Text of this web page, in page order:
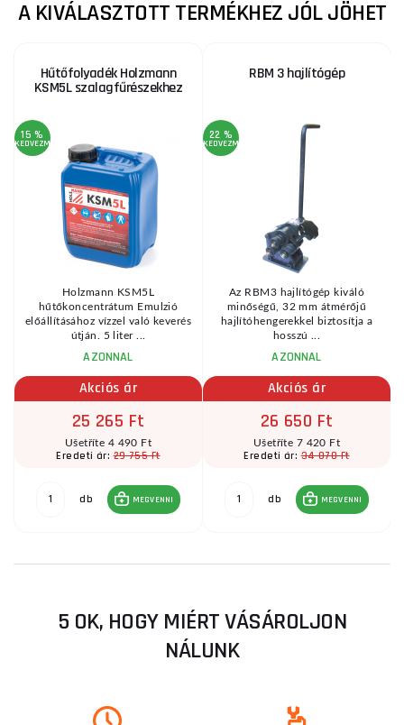
A KIVÁLASZTOTT TERMÉKHEZ JÓL JÖHET
Hűtőfolyadék Holzmann
KSM5L szalagfűrészekhez
15 %
KEDVEZMÉNY
Holzmann KSM5L
hűtőkoncentrátum Emulzió
előállításához vízzel való keverés
útján. 5 liter ...
AZONNAL
Akciós ár
25 265 Ft
Ušetříte 4 490 Ft
Eredeti ár:29 755 Ft
db MEGVENNI
RBM 3 hajlítógép
22 %
KEDVEZMÉNY
Az RBM3 hajlítógép kiváló
minőségű, 32 mm átmérőjű
hajlítóhengerekkel biztosítja a
hosszú ...
AZONNAL
Akciós ár
26 650 Ft
Ušetříte 7 420 Ft
Eredeti ár:34 070 Ft
db MEGVENNI
5 OK, HOGY MIÉRT VÁSÁROLJON
NÁLUNK